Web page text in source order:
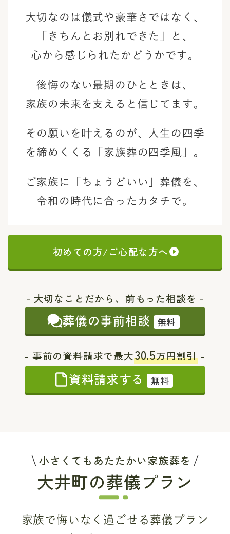
大切なのは儀式や豪華さではなく、
「きちんとお別れできた」と、
心から感じられたかどうかです。
後悔のない最期のひとときは、
家族の未来を支えると信じてます。
その願いを叶えるのが、
人生の四季
を締めくくる「家族葬の四季風」。
ご家族に「ちょうどいい」葬儀を、
令和の時代に合ったカタチで。
初めての方/ご心配な方へ
- 大切なことだから、前もった相談を -
葬儀の事前相談 無料
- 事前の資料請求で最大30.5万円割引 -
資料請求する 無料
小さくてもあたたかい家族葬を
大井町の葬儀プラン
家族で悔いなく過ごせる葬儀プラン